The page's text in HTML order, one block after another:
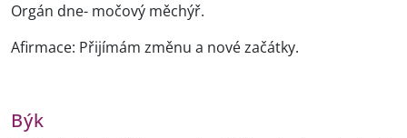
Orgán dne- močový měchýř.
Afirmace: Přijímám změnu a nové začátky.
Býk